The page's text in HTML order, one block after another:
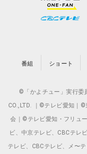
番組 ショート
©「かよチュー」実行委
CO.,LTD. ｜©テレビ愛知｜
会｜©テレビ愛知・フリュ
ビ、中京テレビ、CBCテレ
テレビ、CBCテレビ、メ〜